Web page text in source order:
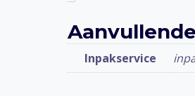
Inpakservice